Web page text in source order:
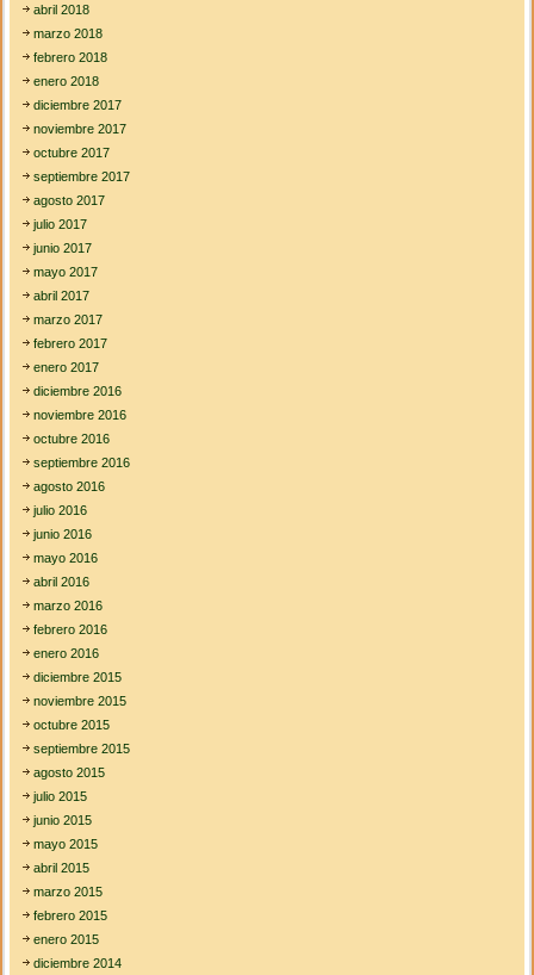
abril 2018
marzo 2018
febrero 2018
enero 2018
diciembre 2017
noviembre 2017
octubre 2017
septiembre 2017
agosto 2017
julio 2017
junio 2017
mayo 2017
abril 2017
marzo 2017
febrero 2017
enero 2017
diciembre 2016
noviembre 2016
octubre 2016
septiembre 2016
agosto 2016
julio 2016
junio 2016
mayo 2016
abril 2016
marzo 2016
febrero 2016
enero 2016
diciembre 2015
noviembre 2015
octubre 2015
septiembre 2015
agosto 2015
julio 2015
junio 2015
mayo 2015
abril 2015
marzo 2015
febrero 2015
enero 2015
diciembre 2014